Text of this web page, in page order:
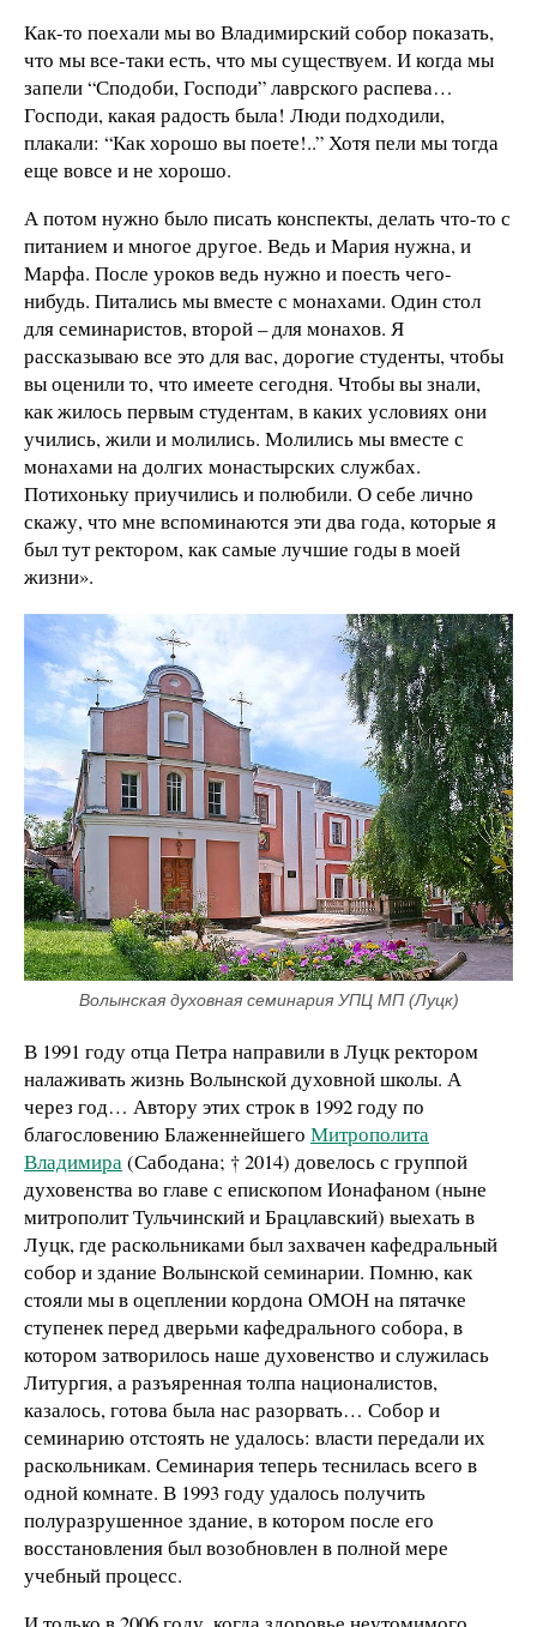
Как-то поехали мы во Владимирский собор показать,
что мы все-таки есть, что мы существуем. И когда мы
запели “Сподоби, Господи” лаврского распева…
Господи, какая радость была! Люди подходили,
плакали: “Как хорошо вы поете!..” Хотя пели мы тогда
еще вовсе и не хорошо.
А потом нужно было писать конспекты, делать что-то с
питанием и многое другое. Ведь и Мария нужна, и
Марфа. После уроков ведь нужно и поесть чего-
нибудь. Питались мы вместе с монахами. Один стол
для семинаристов, второй – для монахов. Я
рассказываю все это для вас, дорогие студенты, чтобы
вы оценили то, что имеете сегодня. Чтобы вы знали,
как жилось первым студентам, в каких условиях они
учились, жили и молились. Молились мы вместе с
монахами на долгих монастырских службах.
Потихоньку приучились и полюбили. О себе лично
скажу, что мне вспоминаются эти два года, которые я
был тут ректором, как самые лучшие годы в моей
жизни».
Волынская духовная семинария УПЦ МП (Луцк)
В 1991 году отца Петра направили в Луцк ректором
налаживать жизнь Волынской духовной школы. А
через год… Автору этих строк в 1992 году по
благословению Блаженнейшего Митрополита
Владимира(Сабодана; † 2014) довелось с группой
духовенства во главе с епископом Ионафаном (ныне
митрополит Тульчинский и Брацлавский) выехать в
Луцк, где раскольниками был захвачен кафедральный
собор и здание Волынской семинарии. Помню, как
стояли мы в оцеплении кордона ОМОН на пятачке
ступенек перед дверьми кафедрального собора, в
котором затворилось наше духовенство и служилась
Литургия, а разъяренная толпа националистов,
казалось, готова была нас разорвать… Собор и
семинарию отстоять не удалось: власти передали их
раскольникам. Семинария теперь теснилась всего в
одной комнате. В 1993 году удалось получить
полуразрушенное здание, в котором после его
восстановления был возобновлен в полной мере
учебный процесс.